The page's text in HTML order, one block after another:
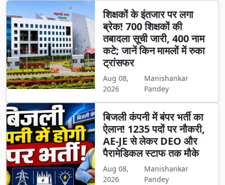
शिक्षकों के इंतजार पर लगा
ब्रेक! 700 शिक्षकों की
तबादला सूची जारी, 400 नाम
कटे; जानें किन मामलों में रुका
ट्रांसफर
Aug 08,
2026
Manishankar
Pandey
बिजली कंपनी में बंपर भर्ती का
ऐलान! 1235 पदों पर नौकरी,
AE-JE से लेकर DEO और
पैरामेडिकल स्टाफ तक मौके
Aug 08,
2026
Manishankar
Pandey